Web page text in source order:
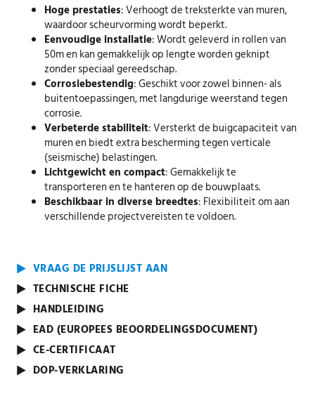
Hoge prestaties: Verhoogt de treksterkte van muren,
waardoor scheurvorming wordt beperkt.
Eenvoudige installatie: Wordt geleverd in rollen van
50m en kan gemakkelijk op lengte worden geknipt
zonder speciaal gereedschap.
Corrosiebestendig: Geschikt voor zowel binnen- als
buitentoepassingen, met langdurige weerstand tegen
corrosie.
Verbeterde stabiliteit: Versterkt de buigcapaciteit van
muren en biedt extra bescherming tegen verticale
(seismische) belastingen.
Lichtgewicht en compact: Gemakkelijk te
transporteren en te hanteren op de bouwplaats.
Beschikbaar in diverse breedtes: Flexibiliteit om aan
verschillende projectvereisten te voldoen.
VRAAG DE PRIJSLIJST AAN
TECHNISCHE FICHE
HANDLEIDING
EAD (EUROPEES BEOORDELINGSDOCUMENT)
CE-CERTIFICAAT
DOP-VERKLARING